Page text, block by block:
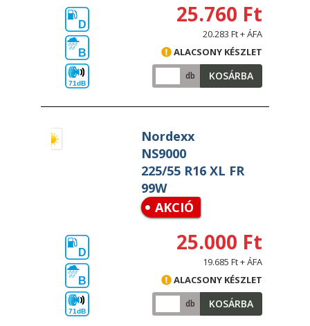
D
B
71dB
25.760 Ft
20.283 Ft + ÁFA
ALACSONY KÉSZLET
db KOSÁRBA
Nordexx
NS9000
225/55 R16 XL FR
99W
AKCIÓ
D
B
71dB
25.000 Ft
19.685 Ft + ÁFA
ALACSONY KÉSZLET
db KOSÁRBA